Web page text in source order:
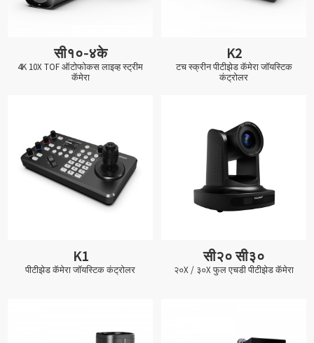
सी१०-४के
4K 10X TOF ऑटोफोकस लाइव्ह स्ट्रीम
कॅमेरा
K2
टच स्क्रीन पीटीझेड कॅमेरा जॉयस्टिक
कंट्रोलर
K1
पीटीझेड कॅमेरा जॉयस्टिक कंट्रोलर
सी२० सी३०
२०X / ३०X फुल एचडी पीटीझेड कॅमेरा